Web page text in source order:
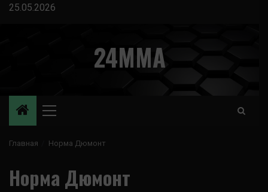
Перейти
25.05.2026
24MMA
Основное
Главная Норма Дюмонт
Норма Дюмонт